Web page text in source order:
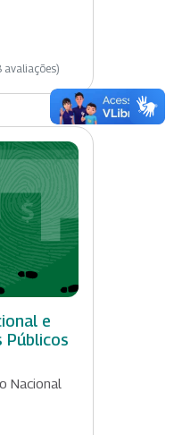
avaliações)
e
Públicos
Nacional